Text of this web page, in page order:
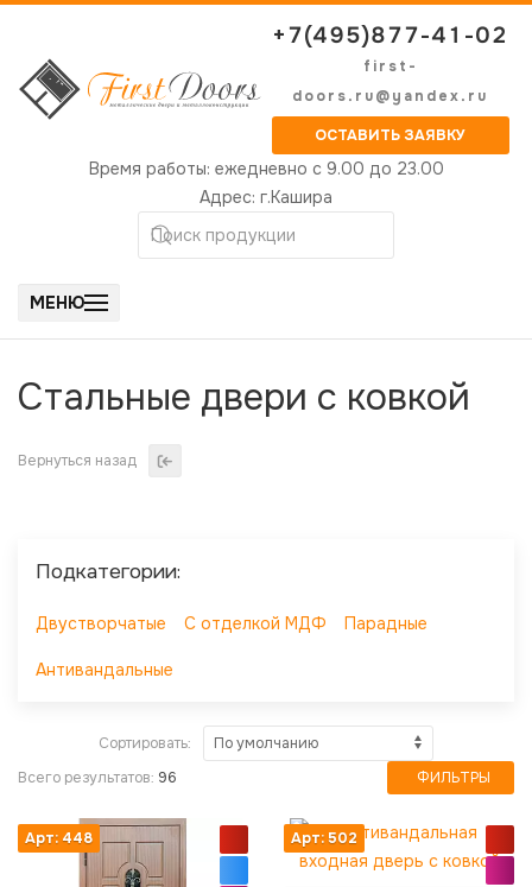
Время работы: ежедневно с 9.00 до 23.00
Адрес: г.Кашира
+7(495)877-41-02
first-
doors.ru@yandex.ru
ОСТАВИТЬ ЗАЯВКУ
МЕНЮ
Стальные двери с ковкой
Подкатегории:
Двустворчатые С отделкой МДФ Парадные
Антивандальные
Сортировать:
Всего результатов: 96 ФИЛЬТРЫ
Арт: 448 Арт: 502